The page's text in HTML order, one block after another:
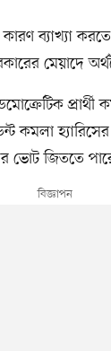
ব্যাখ্যা
মেয়াদে
প্রার্থী
কমলা
ভোট জিততে